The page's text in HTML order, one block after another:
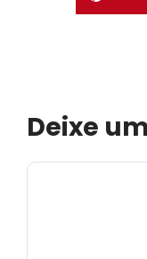
Deixe